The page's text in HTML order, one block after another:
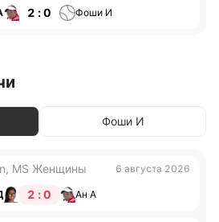
2 : 0 Фоши И
Фоши И
MS Женщины 6 августа 2026
2 : 0 Ан A